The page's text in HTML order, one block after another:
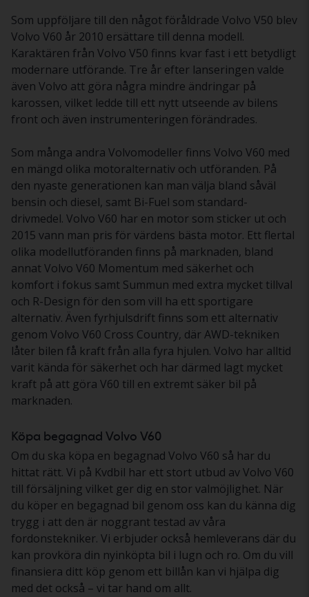
Som uppföljare till den något föråldrade Volvo V50 blev
Volvo V60 år 2010 ersättare till denna modell.
Karaktären från Volvo V50 finns kvar fast i ett betydligt
modernare utförande. Tre år efter lanseringen valde
även Volvo att göra några mindre ändringar på
karossen, vilket ledde till ett nytt utseende av bilens
front och även instrumenteringen förändrades.
Som många andra Volvomodeller finns Volvo V60 med
en mängd olika motoralternativ och utföranden. På
den nyaste generationen kan man välja bland såväl
bensin och diesel, samt Bi-Fuel som standard-
drivmedel. Volvo V60 har en motor som sticker ut och
2015 vann man pris för värdens bästa motor. Ett flertal
olika modellutföranden finns på marknaden, bland
annat Volvo V60 Momentum med säkerhet och
komfort i fokus samt Summun med extra mycket tillval
och R-Design för den som vill ha ett sportigare
alternativ. Även fyrhjulsdrift finns som ett alternativ
genom Volvo V60 Cross Country, där AWD-tekniken
låter bilen få kraft från alla fyra hjulen. Volvo har alltid
varit kända för säkerhet och har därmed lagt mycket
kraft på att göra V60 till en extremt säker bil på
marknaden.
Köpa begagnad Volvo V60
Om du ska köpa en begagnad Volvo V60 så har du
hittat rätt. Vi på Kvdbil har ett stort utbud av Volvo V60
till försäljning vilket ger dig en stor valmöjlighet. När
du köper en begagnad bil genom oss kan du känna dig
trygg i att den är noggrant testad av våra
fordonstekniker. Vi erbjuder också hemleverans där du
kan provköra din nyinköpta bil i lugn och ro. Om du vill
finansiera ditt köp genom ett billån kan vi hjälpa dig
med det också – vi tar hand om allt.